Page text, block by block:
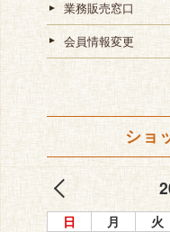
業務販売窓口
会員情報変更
ショ
日 月 火